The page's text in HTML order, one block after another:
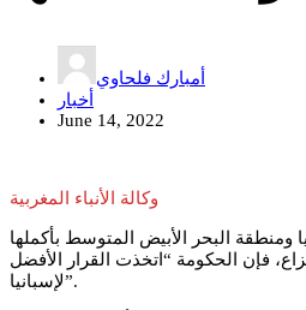
أمبارك فلحاوي
أخبار
June 14, 2022
وكالة الأنباء المغربية
لحل هذا النزاع، فإن الحكومة “اتخذت القرار الأفضل
لإسبانيا”.